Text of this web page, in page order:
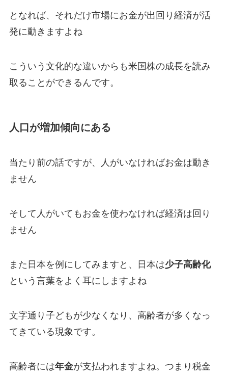
となれば、それだけ市場にお金が出回り経済が活
発に動きますよね
こういう文化的な違いからも米国株の成長を読み
取ることができるんです。
人口が増加傾向にある
当たり前の話ですが、人がいなければお金は動き
ません
そして人がいてもお金を使わなければ経済は回り
ません
また日本を例にしてみますと、日本は少子高齢化
という言葉をよく耳にしますよね
文字通り子どもが少なくなり、高齢者が多くなっ
てきている現象です。
高齢者には年金が支払われますよね。つまり税金